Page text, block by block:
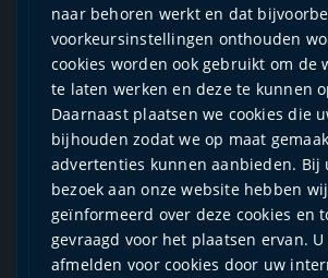
naar behoren werkt en dat
voorkeursinstellingen onthouden
cookies worden ook gebruikt om de
te laten werken en deze te kunnen
Daarnaast plaatsen we cookies die
bijhouden zodat we op maat
advertenties kunnen aanbieden. Bij
bezoek aan onze website hebben
geïnformeerd over deze cookies en
gevraagd voor het plaatsen ervan.
afmelden voor cookies door uw